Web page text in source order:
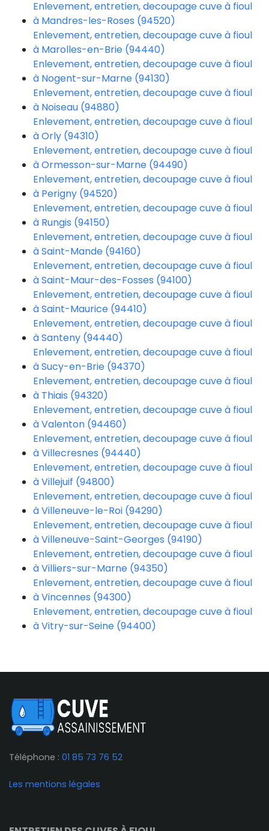
Enlevement, entretien, decoupage cuve à fioul
à Mandres-les-Roses (94520)
Enlevement, entretien, decoupage cuve à fioul
à Marolles-en-Brie (94440)
Enlevement, entretien, decoupage cuve à fioul
à Nogent-sur-Marne (94130)
Enlevement, entretien, decoupage cuve à fioul
à Noiseau (94880)
Enlevement, entretien, decoupage cuve à fioul
à Orly (94310)
Enlevement, entretien, decoupage cuve à fioul
à Ormesson-sur-Marne (94490)
Enlevement, entretien, decoupage cuve à fioul
à Perigny (94520)
Enlevement, entretien, decoupage cuve à fioul
à Rungis (94150)
Enlevement, entretien, decoupage cuve à fioul
à Saint-Mande (94160)
Enlevement, entretien, decoupage cuve à fioul
à Saint-Maur-des-Fosses (94100)
Enlevement, entretien, decoupage cuve à fioul
à Saint-Maurice (94410)
Enlevement, entretien, decoupage cuve à fioul
à Santeny (94440)
Enlevement, entretien, decoupage cuve à fioul
à Sucy-en-Brie (94370)
Enlevement, entretien, decoupage cuve à fioul
à Thiais (94320)
Enlevement, entretien, decoupage cuve à fioul
à Valenton (94460)
Enlevement, entretien, decoupage cuve à fioul
à Villecresnes (94440)
Enlevement, entretien, decoupage cuve à fioul
à Villejuif (94800)
Enlevement, entretien, decoupage cuve à fioul
à Villeneuve-le-Roi (94290)
Enlevement, entretien, decoupage cuve à fioul
à Villeneuve-Saint-Georges (94190)
Enlevement, entretien, decoupage cuve à fioul
à Villiers-sur-Marne (94350)
Enlevement, entretien, decoupage cuve à fioul
à Vincennes (94300)
Enlevement, entretien, decoupage cuve à fioul
à Vitry-sur-Seine (94400)
Téléphone : 01 85 73 76 52
Les mentions légales